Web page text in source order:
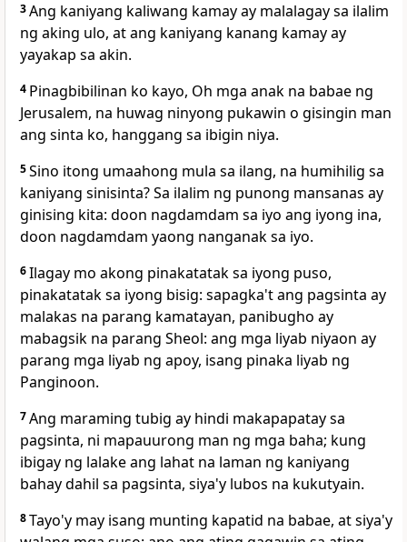
3Ang kaniyang kaliwang kamay ay malalagay sa ilalim
ng aking ulo, at ang kaniyang kanang kamay ay
yayakap sa akin.
4 Pinagbibilinan ko kayo, Oh mga anak na babae ng
Jerusalem, na huwag ninyong pukawin o gisingin man
ang sinta ko, hanggang sa ibigin niya.
5Sino itong umaahong mula sa ilang, na humihilig sa
kaniyang sinisinta? Sa ilalim ng punong mansanas ay
ginising kita: doon nagdamdam sa iyo ang iyong ina,
doon nagdamdam yaong nanganak sa iyo.
6Ilagay mo akong pinakatatak sa iyong puso,
pinakatatak sa iyong bisig: sapagka't ang pagsinta ay
malakas na parang kamatayan, panibugho ay
mabagsik na parang Sheol: ang mga liyab niyaon ay
parang mga liyab ng apoy, isang pinaka liyab ng
Panginoon.
7Ang maraming tubig ay hindi makapapatay sa
pagsinta, ni mapauurong man ng mga baha; kung
ibigay ng lalake ang lahat na laman ng kaniyang
bahay dahil sa pagsinta, siya'y lubos na kukutyain.
8Tayo'y may isang munting kapatid na babae, at siya'y